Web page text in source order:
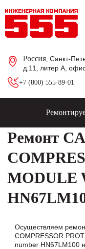
Россия , Санкт-
д.11, литер А,
+7 (800) 555-89-01
Ремонт
MODULE
Осуществляем
COMPRESSOR
number HN67LM100